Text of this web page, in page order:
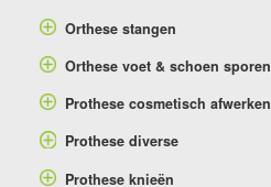
Orthese stangen
Orthese voet & schoen sporen
Prothese cosmetisch afwerken
Prothese diverse
Prothese knieën